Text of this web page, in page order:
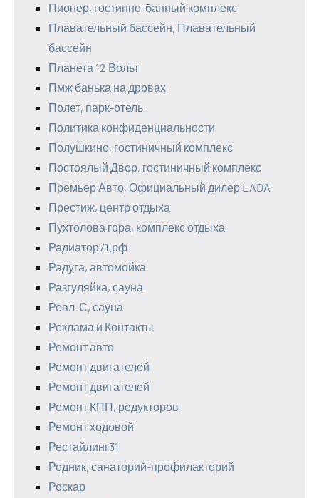
Пионер, гостинно-банный комплекс
Плавательный бассейн, Плавательный
бассейн
Планета 12 Вольт
Пмж банька на дровах
Полет, парк-отель
Политика конфиденциальности
Полушкино, гостиничный комплекс
Постоялый Двор, гостиничный комплекс
Премьер Авто, Официальный дилер LADA
Престиж, центр отдыха
Пухтолова гора, комплекс отдыха
Радиатор71.рф
Радуга, автомойка
Разгуляйка, сауна
Реал-С, сауна
Реклама и Контакты
Ремонт авто
Ремонт двигателей
Ремонт двигателей
Ремонт КПП, редукторов
Ремонт ходовой
Рестайлинг31
Родник, санаторий-профилакторий
Роскар